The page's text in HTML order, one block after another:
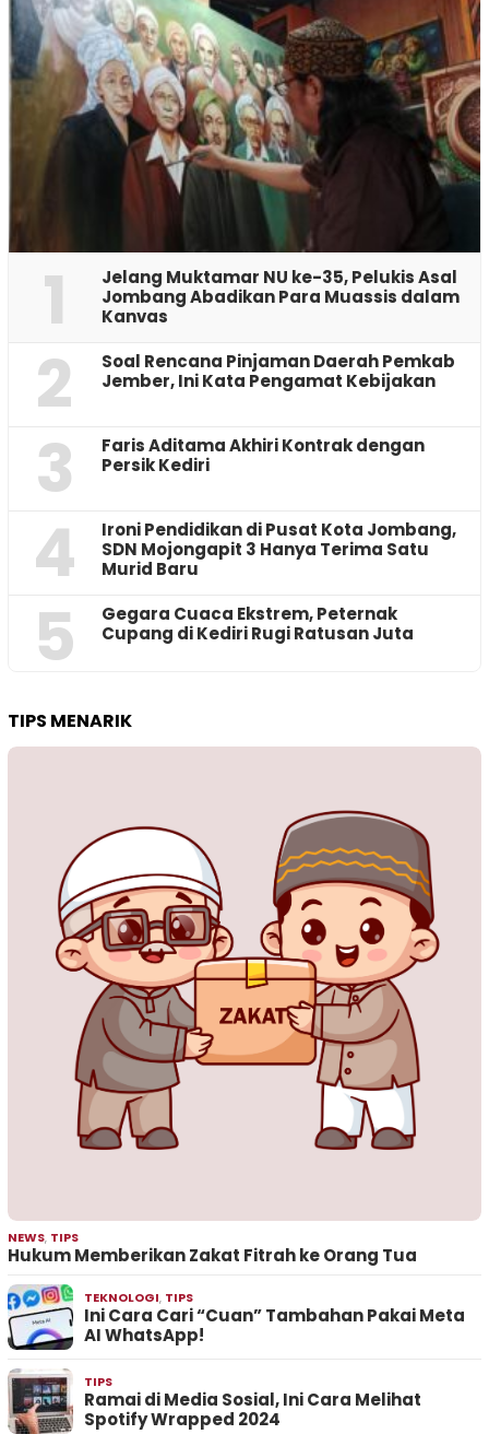
1
Jelang Muktamar NU ke-35, Pelukis Asal
Jombang Abadikan Para Muassis dalam
Kanvas
2
‎Soal Rencana Pinjaman Daerah Pemkab
Jember, Ini Kata Pengamat Kebijakan ‎
3
Faris Aditama Akhiri Kontrak dengan
Persik Kediri
4
Ironi Pendidikan di Pusat Kota Jombang,
SDN Mojongapit 3 Hanya Terima Satu
Murid Baru
5
‎Gegara Cuaca Ekstrem, Peternak
Cupang di Kediri Rugi Ratusan Juta
TIPS MENARIK
NEWS, TIPS
Hukum Memberikan Zakat Fitrah ke Orang Tua
TEKNOLOGI, TIPS
Ini Cara Cari “Cuan” Tambahan Pakai Meta
AI WhatsApp!
TIPS
Ramai di Media Sosial, Ini Cara Melihat
Spotify Wrapped 2024